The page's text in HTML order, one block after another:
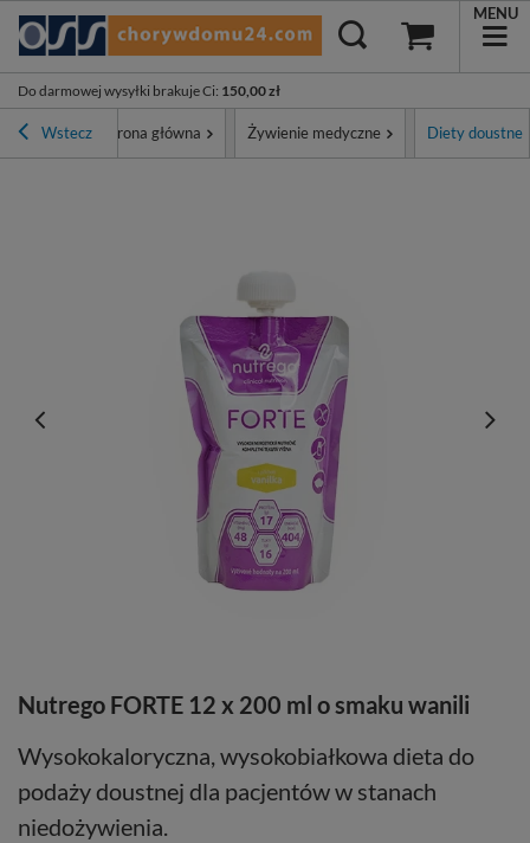
Do darmowej wysyłki brakuje Ci: 150,00 zł
MENU
Wstecz Strona główna Żywienie medyczne Diety doustne
Nutrego FORTE 12 x 200 ml o smaku wanili
Wysokokaloryczna, wysokobiałkowa dieta do
podaży doustnej dla pacjentów w stanach
niedożywienia.